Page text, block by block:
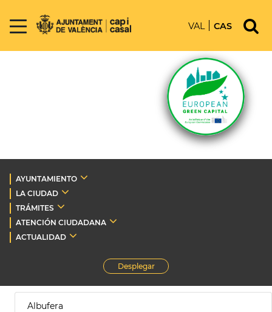
VAL CAS
AYUNTAMIENTO
LA CIUDAD
TRÁMITES
ATENCIÓN CIUDADANA
ACTUALIDAD
Desplegar
Albufera